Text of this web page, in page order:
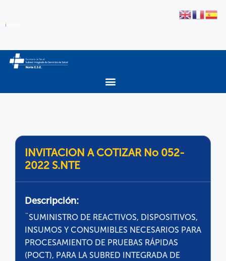
INVITACION A COTIZAR No 052-
2022 S.NTE
Descripción:
¨SUMINISTRO DE REACTIVOS, DISPOSITIVOS,
INSUMOS Y CONSUMIBLES NECESARIOS PARA
PROCESAMIENTO DE PRUEBAS RÁPIDAS
(POCT), PARA LA SUBRED INTEGRADA DE